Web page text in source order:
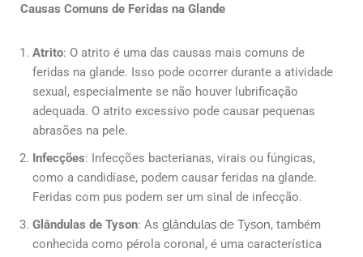
Causas Comuns de Feridas na Glande
Atrito: O atrito é uma das causas mais comuns de
feridas na glande. Isso pode ocorrer durante a atividade
sexual, especialmente se não houver lubrificação
adequada. O atrito excessivo pode causar pequenas
abrasões na pele.
Infecções: Infecções bacterianas, virais ou fúngicas,
como a candidíase, podem causar feridas na glande.
Feridas com pus podem ser um sinal de infecção.
Glândulas de Tyson: As glândulas de Tyson, também
conhecida como pérola coronal, é uma característica